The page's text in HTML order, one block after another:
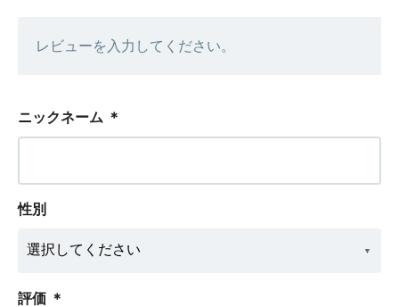
レビューを入力してください。
ニックネーム ＊
性別
評価 ＊